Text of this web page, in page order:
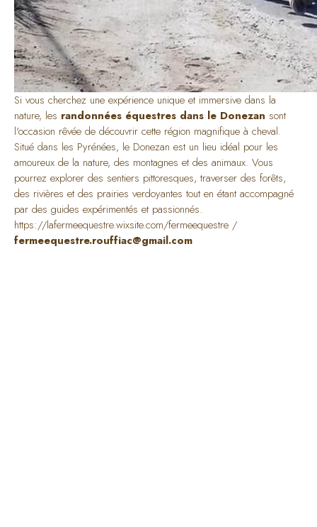
Si vous cherchez une expérience unique et immersive dans la
nature, les randonnées équestres dans le Donezan sont
l'occasion rêvée de découvrir cette région magnifique à cheval.
Situé dans les Pyrénées, le Donezan est un lieu idéal pour les
amoureux de la nature, des montagnes et des animaux. Vous
pourrez explorer des sentiers pittoresques, traverser des forêts,
des rivières et des prairies verdoyantes tout en étant accompagné
par des guides expérimentés et passionnés.
https://lafermeequestre.wixsite.com/fermeequestre /
fermeequestre.rouffiac@gmail.com